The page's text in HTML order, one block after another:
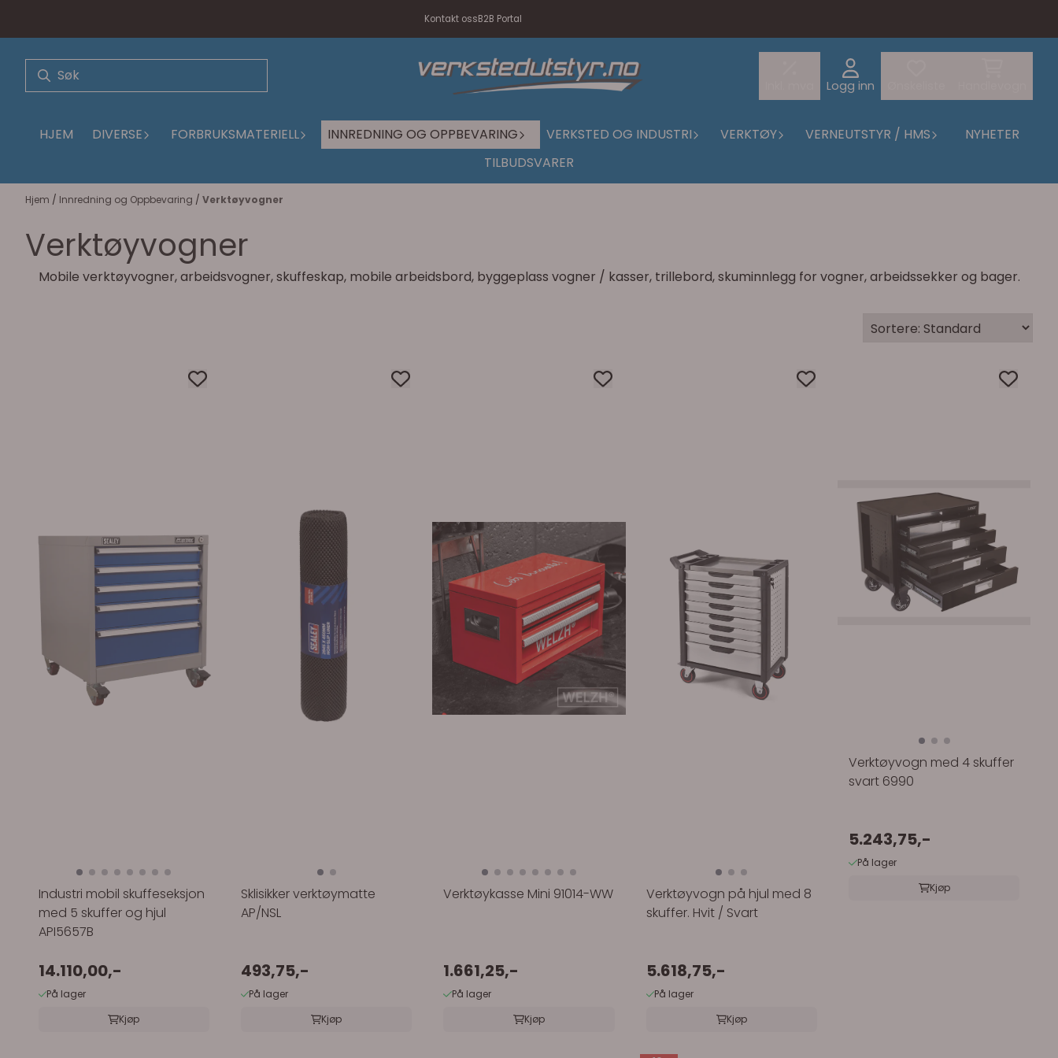
Kontakt ossB2B Portal
Logg inn
HJEM DIVERSE FORBRUKSMATERIELL INNREDNING OG OPPBEVARING VERKSTED OG INDUSTRI VERKTØY VERNEUTSTYR / HMS
NYHETER
TILBUDSVARER
Hjem / Innredning og Oppbevaring / Verktøyvogner
Verktøyvogner
Mobile verktøyvogner, arbeidsvogner, skuffeskap, mobile arbeidsbord, byggeplass vogner / kasser, trillebord, skuminnlegg for vogner, arbeidssekker og bager.
Industri mobil skuffeseksjon
med 5 skuffer og hjul
API5657B
14.110,00,-
På lager
Kjøp
Sklisikker verktøymatte
AP/NSL
493,75,-
På lager
Kjøp
Verktøykasse Mini 91014-WW
1.661,25,-
På lager
Kjøp
Verktøyvogn på hjul med 8
skuffer. Hvit / Svart
5.618,75,-
På lager
Kjøp
Verktøyvogn med 4 skuffer
svart 6990
5.243,75,-
På lager
Kjøp